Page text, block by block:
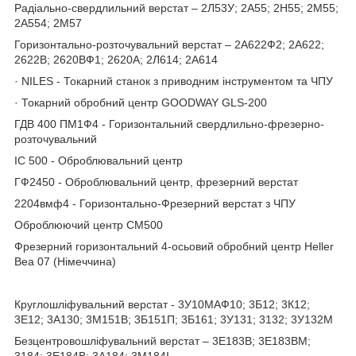
Радіально-свердлильний верстат – 2Л53У; 2А55; 2Н55; 2М55;
2А554; 2М57
Горизонтально-розточувальний верстат – 2А622Ф2; 2А622;
2622В; 2620ВФ1; 2620А; 2Л614; 2А614
· NILES - Токарний станок з приводним інструментом та ЧПУ
· Токарний обробний центр GOODWAY GLS-200
ГДВ 400 ПМ1Ф4 - Горизонтальний свердлильно-фрезерно-
розточувальний
ІС 500 - Оброблювальний центр
ГФ2450 - Оброблювальний центр, фрезерний верстат
2204вмф4 - Горизонтально-Фрезерний верстат з ЧПУ
Оброблюючий центр СМ500
Фрезерний горизонтальний 4-осьовий обробний центр Heller
Bea 07 (Німеччина)
Круглошліфувальний верстат - 3У10МАФ10; 3Б12; 3К12;
3Е12; 3А130; 3М151В; 3Б151П; 3Б161; 3У131; 3132; 3У132М
Безцентровошліфувальний верстат – 3Е183В; 3Е183ВМ;